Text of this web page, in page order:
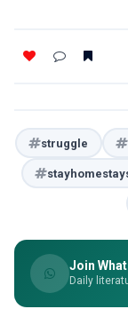
struggle
Join
Daily